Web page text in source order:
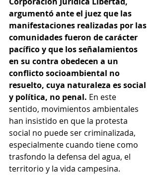
argumentó ante el juez que las
manifestaciones realizadas por las
comunidades fueron de carácter
pacífico y que los señalamientos
en su contra obedecen a un
conflicto socioambiental no
resuelto, cuya naturaleza es social
y política, no penal. En este
sentido, movimientos ambientales
han insistido en que la protesta
social no puede ser criminalizada,
especialmente cuando tiene como
trasfondo la defensa del agua, el
territorio y la vida campesina.